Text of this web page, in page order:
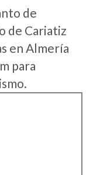
de
de Cariatiz
en Almería
para